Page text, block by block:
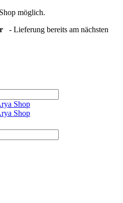
möglich.
- Lieferung bereits am nächsten